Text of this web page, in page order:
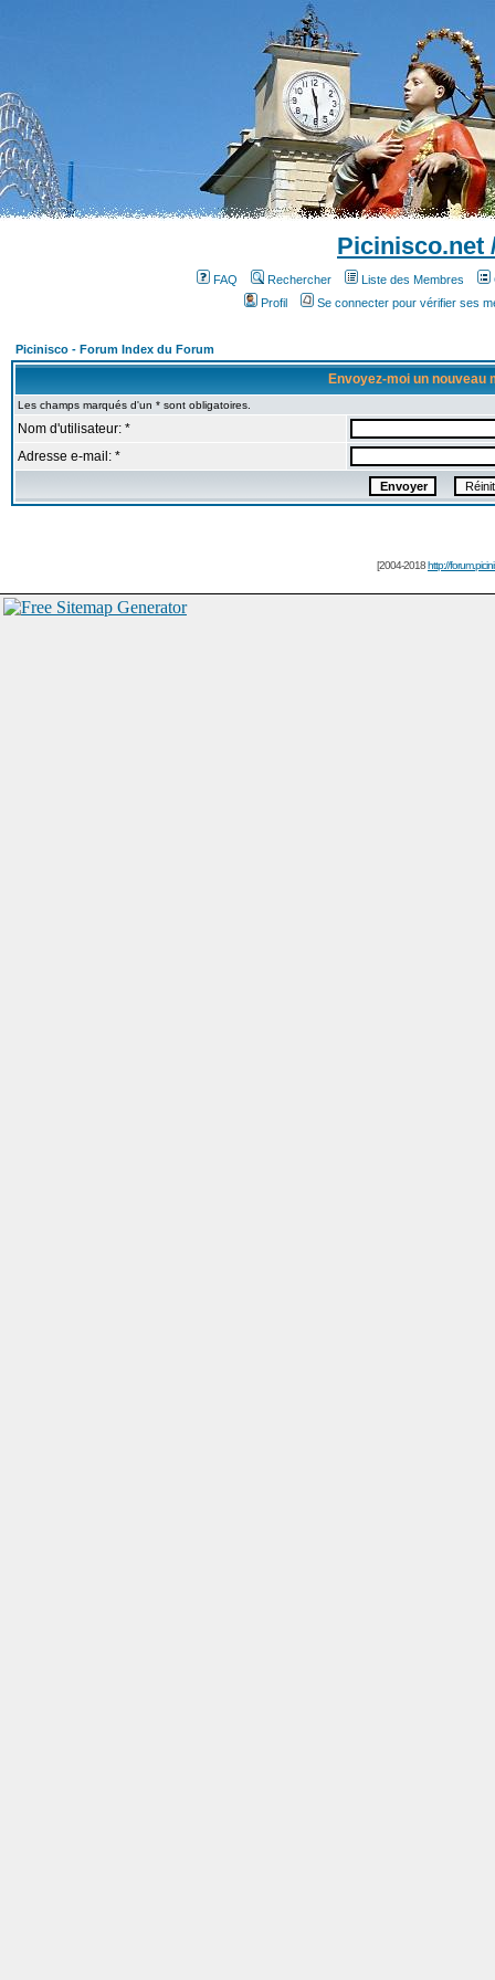
Picinisco.net
FAQ Rechercher Liste des Membres
Profil
Se connecter pour vérifier ses
Picinisco - Forum Index du Forum
Envoyez-moi un nouveau
Les champs marqués d'un * sont obligatoires.
Nom d'utilisateur: *
Adresse e-mail: *
[2004-2018http://